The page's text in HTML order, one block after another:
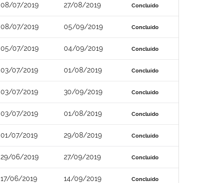
08/07/2019 27/08/2019 Concluído
08/07/2019 05/09/2019 Concluído
05/07/2019 04/09/2019 Concluído
03/07/2019 01/08/2019 Concluído
03/07/2019 30/09/2019 Concluído
03/07/2019 01/08/2019 Concluído
01/07/2019 29/08/2019 Concluído
29/06/2019 27/09/2019 Concluído
17/06/2019 14/09/2019 Concluído